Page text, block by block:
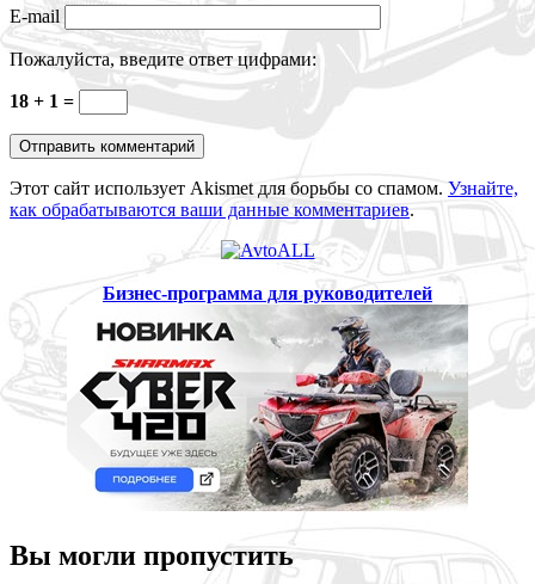
E-mail
Пожалуйста, введите ответ цифрами:
18 + 1 =
Этот сайт использует Akismet для борьбы со спамом. Узнайте,
как обрабатываются ваши данные комментариев.
Бизнес-программа для руководителей
Вы могли пропустить